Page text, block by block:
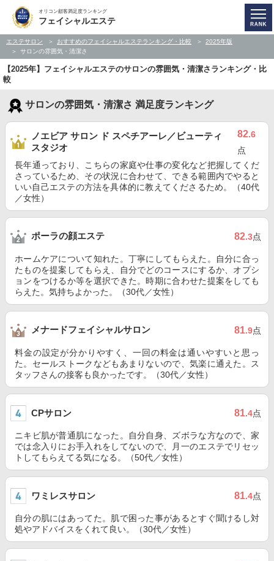
オリコン顧客満足度ランキング
フェイシャルエステ
エステサロン おすすめのフェイシャルエステランキング・比較
2025年版
サロンの雰囲気・清潔さ
【2025年】フェイシャルエステのサロンの雰囲気・清潔さランキング・比
較
サロンの雰囲気・清潔さ 満足度ランキング
ノエビア サロン ド スペチアーレ／ビューティ
スタジオ
82.6
点
長年通っており、こちらの家庭や仕事の変化など把握してくだ
さっているため、その状況に合わせて、できる範囲内でやると
いい自己エステの方法を具体的に教えてくださるため。（40代
／女性）
ポーラの顔エステ 82.3点
ホームケアについて知れた。丁寧にしてもらえた。自分に合っ
たものを提案してもらえ、自分でどのコースにするか、オプシ
ョンをつけるか等を選択できた。時期に合わせた提案をしても
らえた。気持ちよかった。（30代／女性）
メナードフェイシャルサロン 81.9点
料金の設定が分かりやすく、一回の料金は通いやすいと思っ
た。セールストークなどもあまりないので、気楽に通えた。ス
タッフさんの接客も良かったです。（30代／女性）
CPサロン 81.4点
ニキビ肌が普通肌になった。自分自身、ズボラな方なので、家
では念入りにお手入れをしてないので、月一のエステでリセッ
トしてもらえてる気になる。（50代／女性）
ワミレスサロン 81.4点
自分の肌にはあってた。肌で困った事があるとすぐ聞けるし対
処やアドバイスをくれて良い。（30代／女性）